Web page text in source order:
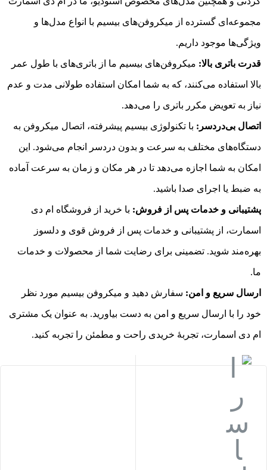
مجموعه‌ای گسترده از میکروفن‌های بیسیم با انواع مدل‌ها و
ویژگی‌ها موجود داریم.
قدرت باتری بالا:میکروفن‌های بیسیم ما از باتری‌های با طول عمر
بالا استفاده می‌کنند، که به شما امکان استفاده طولانی مدت و عدم
نیاز به تعویض مکرر باتری را می‌دهد.
اتصال بی‌دردسر: با تکنولوژی بیسیم پیشرفته، اتصال میکروفن به
دستگاه‌های مختلف به سرعت و بدون دردسر انجام می‌شود. این
امکان به شما اجازه می‌دهد تا در هر مکان و زمان به سرعت آماده
به ضبط یا اجرای صدا باشید.
پشتیبانی و خدمات پس از فروش:با خرید از فروشگاه ام دی
اسمارت، از پشتیبانی و خدمات پس از فروش قوی و دلسوز
بهره‌مند شوید. تضمینی برای رضایت شما از محصولات و خدمات
ما.
ارسال سریع و امن:سفارش دهید و میکروفن بیسیم مورد نظر
خود را با ارسال سریع و امن به دست بیاورید. به عنوان یک مشتری
ام دی اسمارت، تجربهٔ خریدی راحت و مطمئن را تجربه کنید.